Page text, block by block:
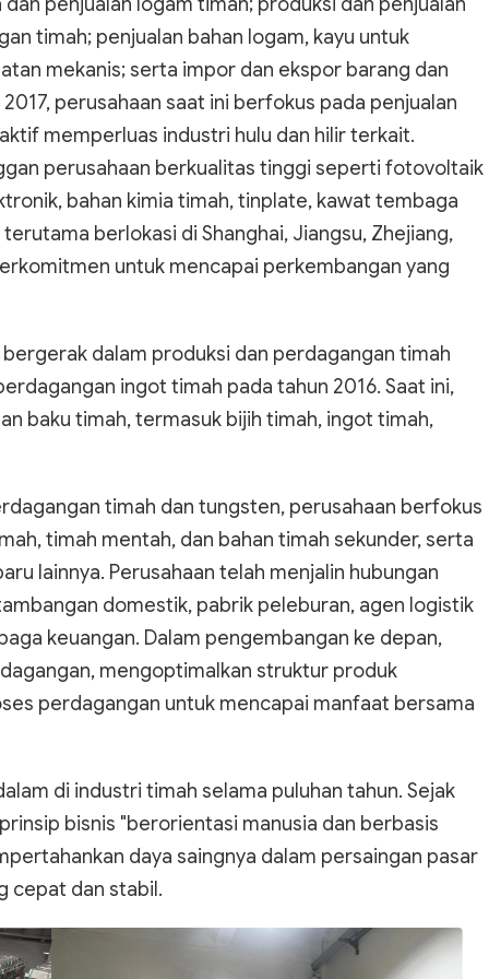
timah; penjualan bahan logam, kayu untuk
mekanis; serta impor dan ekspor barang dan
perusahaan saat ini berfokus pada penjualan
memperluas industri hulu dan hilir terkait.
perusahaan berkualitas tinggi seperti fotovoltaik
bahan kimia timah, tinplate, kawat tembaga
berlokasi di Shanghai, Jiangsu, Zhejiang,
untuk mencapai perkembangan yang
dalam produksi dan perdagangan timah
ingot timah pada tahun 2016. Saat ini,
baku timah, termasuk bijih timah, ingot timah,
timah dan tungsten, perusahaan berfokus
timah mentah, dan bahan timah sekunder, serta
lainnya. Perusahaan telah menjalin hubungan
domestik, pabrik peleburan, agen logistik
keuangan. Dalam pengembangan ke depan,
mengoptimalkan struktur produk
perdagangan untuk mencapai manfaat bersama
di industri timah selama puluhan tahun. Sejak
bisnis "berorientasi manusia dan berbasis
daya saingnya dalam persaingan pasar
cepat dan stabil.